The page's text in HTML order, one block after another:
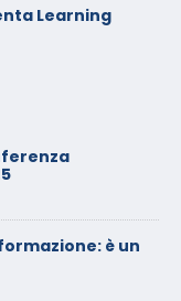
Learning
è un